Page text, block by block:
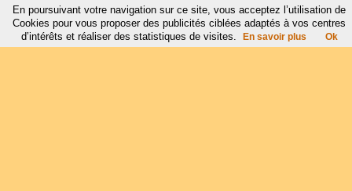
En poursuivant votre navigation sur ce site, vous acceptez l’utilisation de
Cookies pour vous proposer des publicités ciblées adaptés à vos centres
d’intérêts et réaliser des statistiques de visites.
En savoir plus Ok